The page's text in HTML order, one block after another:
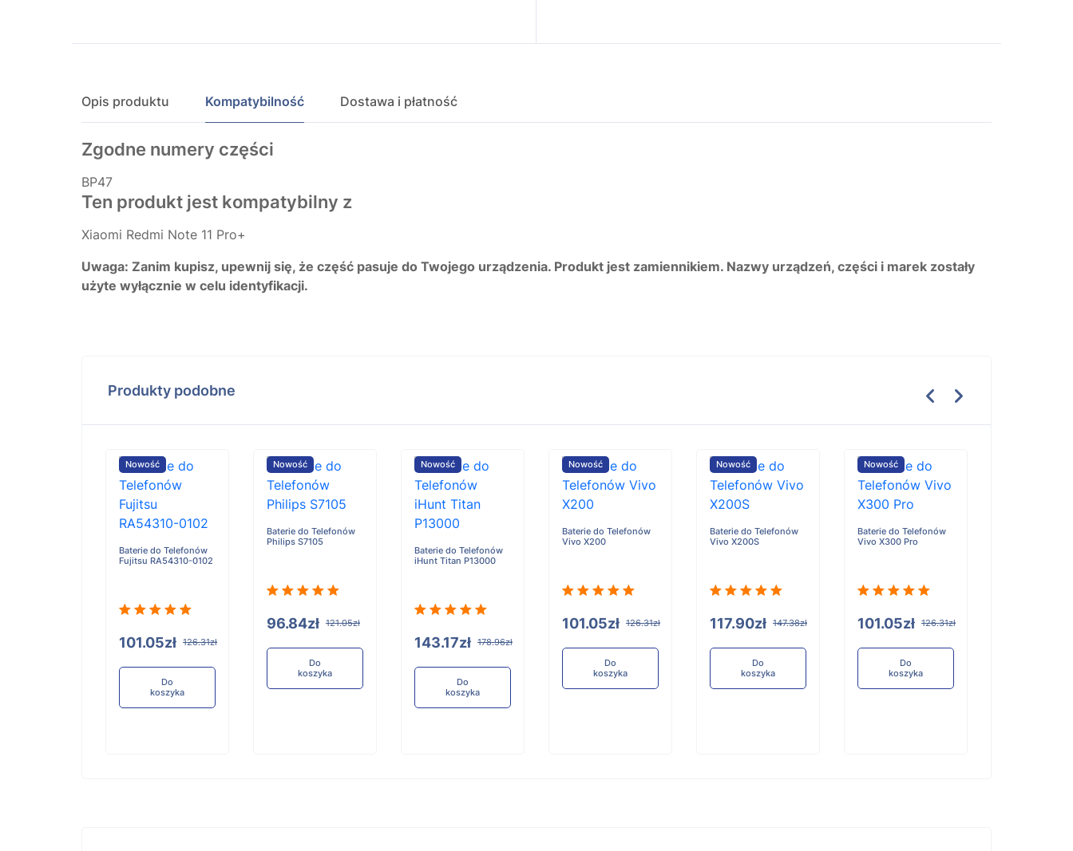
Opis produktu Kompatybilność Dostawa i płatność
Zgodne numery części
BP47
Ten produkt jest kompatybilny z
Xiaomi Redmi Note 11 Pro+
Uwaga: Zanim kupisz, upewnij się, że część pasuje do Twojego urządzenia. Produkt jest zamiennikiem. Nazwy urządzeń, części i marek zostały
użyte wyłącznie w celu identyfikacji.
Produkty podobne
Nowość
Baterie do Telefonów
Fujitsu RA54310-0102
101.05zł 126.31zł
Do
koszyka
Nowość
Baterie do Telefonów
Philips S7105
96.84zł 121.05zł
Do
koszyka
Nowość
Baterie do Telefonów
iHunt Titan P13000
143.17zł 178.96zł
Do
koszyka
Nowość
Baterie do Telefonów
Vivo X200
101.05zł 126.31zł
Do
koszyka
Nowość
Baterie do Telefonów
Vivo X200S
117.90zł 147.38zł
Do
koszyka
Nowość
Baterie do Telefonów
Vivo X300 Pro
101.05zł 126.31zł
Do
koszyka